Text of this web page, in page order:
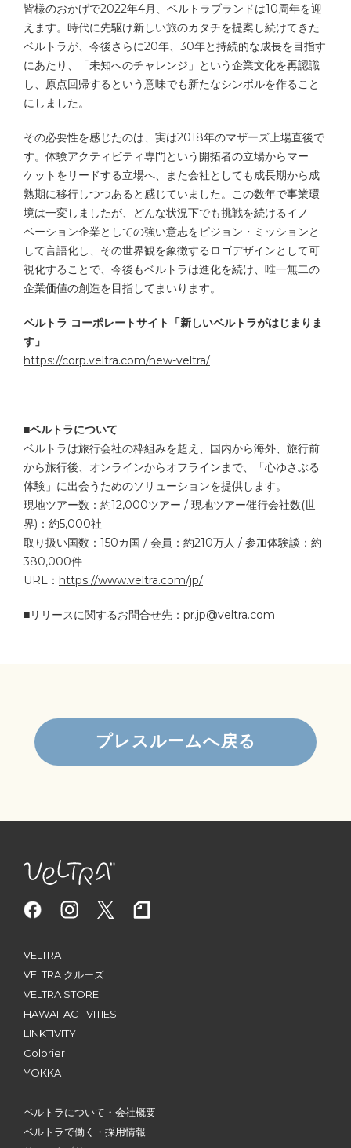
皆様のおかげで2022年4月、ベルトラブランドは10周年を迎
えます。時代に先駆け新しい旅のカタチを提案し続けてきた
ベルトラが、今後さらに20年、30年と持続的な成長を目指す
にあたり、「未知へのチャレンジ」という企業文化を再認識
し、原点回帰するという意味でも新たなシンボルを作ること
にしました。
その必要性を感じたのは、実は2018年のマザーズ上場直後で
す。体験アクティビティ専門という開拓者の立場からマー
ケットをリードする立場へ、また会社としても成長期から成
熟期に移行しつつあると感じていました。この数年で事業環
境は一変しましたが、どんな状況下でも挑戦を続けるイノ
ベーション企業としての強い意志をビジョン・ミッションと
して言語化し、その世界観を象徴するロゴデザインとして可
視化することで、今後もベルトラは進化を続け、唯一無二の
企業価値の創造を目指してまいります。
ベルトラ コーポレートサイト「新しいベルトラがはじまりま
す」
https://corp.veltra.com/new-veltra/
■ベルトラについて
ベルトラは旅行会社の枠組みを超え、国内から海外、旅行前
から旅行後、オンラインからオフラインまで、「心ゆさぶる
体験」に出会うためのソリューションを提供します。
現地ツアー数：約12,000ツアー / 現地ツアー催行会社数(世
界)：約5,000社
取り扱い国数：150カ国 / 会員：約210万人 / 参加体験談：約
380,000件
URL： https://www.veltra.com/jp/
■リリースに関するお問合せ先： pr.jp@veltra.com
プレスルームへ戻る
VELTRA
VELTRA クルーズ
VELTRA STORE
HAWAII ACTIVITIES
LINKTIVITY
Colorier
YOKKA
ベルトラについて・会社概要
ベルトラで働く・採用情報